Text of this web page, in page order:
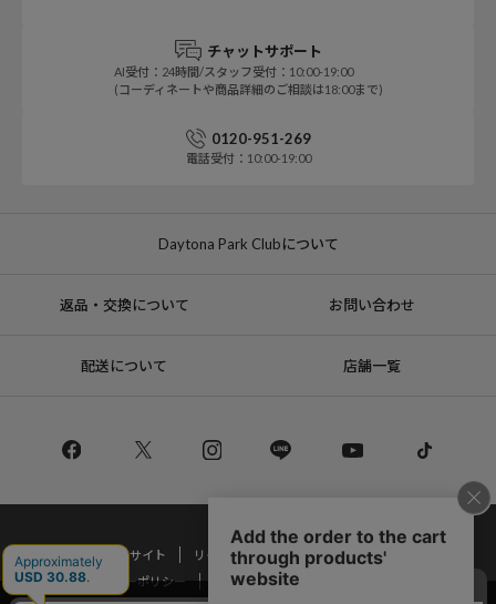
チャットサポート
AI受付：24時間/スタッフ受付：10:00-19:00
(コーディネートや商品詳細のご相談は18:00まで)
0120-951-269
電話受付：10:00-19:00
Daytona Park Clubについて
返品・交換について お問い合わせ
配送について 店舗一覧
コーポレートサイト リクルート
サステナブルマークについて
プライバシーポリシー
特定商取引法・古物営業法に基づく表記